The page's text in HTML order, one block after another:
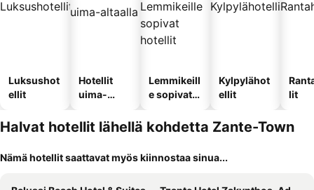
Luksushot
ellit
Hotellit
uima-
Lemmikeill
e sopivat
Kylpylähot
ellit
lit
Halvat hotellit lähellä kohdetta Zante-Town
Nämä hotellit saattavat myös kiinnostaa sinua...